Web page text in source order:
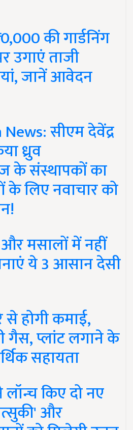
की गार्डनिंग
उगाएं ताजी
जानें आवेदन
सीएम देवेंद्र
ध्रुव
के संस्थापकों का
के लिए नवाचार को
मसालों में नहीं
ये 3 आसान देसी
होगी कमाई,
गैस, प्लांट लगाने के
सहायता
किए दो नए
और